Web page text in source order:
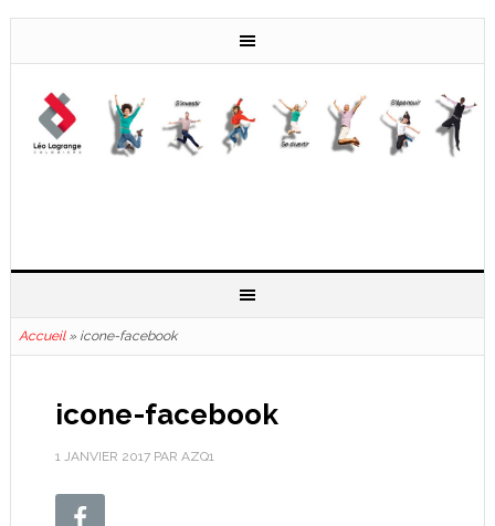
Accueil» icone-facebook
icone-facebook
1 JANVIER 2017PAR AZQ1